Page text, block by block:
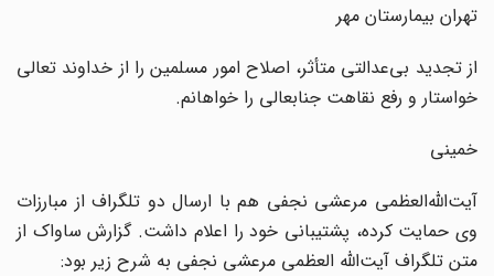
تهران بیمارستان مهر
از تجدید بی‌عدالتی متأثر، اصلاح امور مسلمین را از خداوند تعالی
خواستار و رفع نقاهت جنابعالی را خواهانم.
خمینی
آیت‌الله‌العظمی مرعشی نجفی هم با ارسال دو تلگراف از مبارزات
وی حمایت کرده، پشتیبانی خود را اعلام داشت. گزارش ساواک از
متن تلگراف آیت‌الله العظمی مرعشی نجفی به شرح زیر بود: